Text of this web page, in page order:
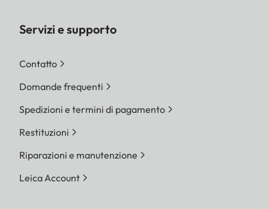
Servizi e supporto
Contatto
Domande frequenti
Spedizioni e termini di pagamento
Restituzioni
Riparazioni e manutenzione
Leica Account